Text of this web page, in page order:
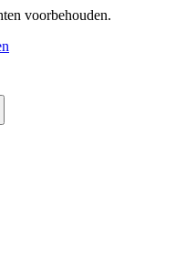
voorbehouden.